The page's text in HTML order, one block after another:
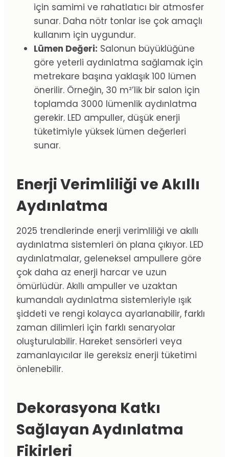
için samimi ve rahatlatıcı bir atmosfer
sunar. Daha nötr tonlar ise çok amaçlı
kullanım için uygundur.
Lümen Değeri: Salonun büyüklüğüne
göre yeterli aydınlatma sağlamak için
metrekare başına yaklaşık 100 lümen
önerilir. Örneğin, 30 m²’lik bir salon için
toplamda 3000 lümenlik aydınlatma
gerekir. LED ampuller, düşük enerji
tüketimiyle yüksek lümen değerleri
sunar.
Enerji Verimliliği ve Akıllı
Aydınlatma
2025 trendlerinde enerji verimliliği ve akıllı
aydınlatma sistemleri ön plana çıkıyor. LED
aydınlatmalar, geleneksel ampullere göre
çok daha az enerji harcar ve uzun
ömürlüdür. Akıllı ampuller ve uzaktan
kumandalı aydınlatma sistemleriyle ışık
şiddeti ve rengi kolayca ayarlanabilir, farklı
zaman dilimleri için farklı senaryolar
oluşturulabilir. Hareket sensörleri veya
zamanlayıcılar ile gereksiz enerji tüketimi
önlenebilir.
Dekorasyona Katkı
Sağlayan Aydınlatma
Fikirleri